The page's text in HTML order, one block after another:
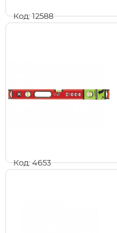
Код: 12588
Код: 4653